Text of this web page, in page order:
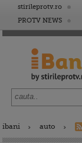
stirileprotv.ro
PROTV NEWS
ibani auto